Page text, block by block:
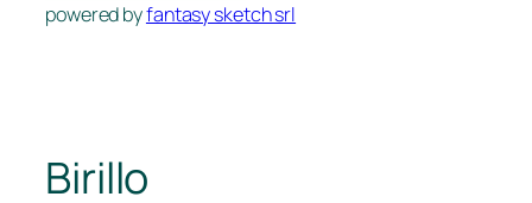
powered byfantasy sketch srl
Birillo